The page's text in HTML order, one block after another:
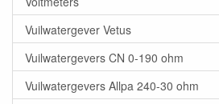
Vuilwatergever Vetus
Vuilwatergevers CN 0-190 ohm
Vuilwatergevers Allpa 240-30 ohm